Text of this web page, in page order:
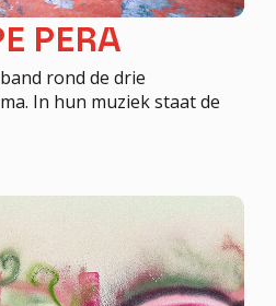
PERA
rond de drie
In hun muziek staat de